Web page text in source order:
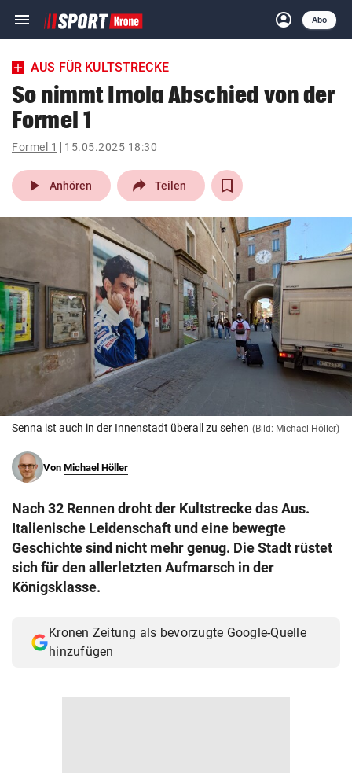
menu Navigation
ein-/ausklappen
account_circle
Anmelden
Abo
close Schließen
account_circle Anmelden
pin_drop
Wien arrow_right
bookmark
Suchbegriff
eingeben
© Krone Multimedia GmbH & Co KG 2026
Muthgasse 2, 1190 Wien
AUS FÜR KULTSTRECKE
So nimmt Imola Abschied von der
Formel 1
Formel 1 15.05.2025 18:30
play_arrow Anhören Teilen
Senna ist auch in der Innenstadt überall zu sehen (Bild: Michael Höller)
Von Michael Höller
Nach 32 Rennen droht der Kultstrecke das Aus.
Italienische Leidenschaft und eine bewegte
Geschichte sind nicht mehr genug. Die Stadt rüstet
sich für den allerletzten Aufmarsch in der
Königsklasse.
Kronen Zeitung als bevorzugte Google-Quelle
hinzufügen